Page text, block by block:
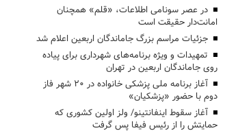
در عصر سونامی اطلاعات، «قلم» همچنان
امانت‌دار حقیقت است
جزئیات مراسم بزرگ جاماندگان اربعین اعلام شد
تمهیدات و ویژه برنامه‌های شهرداری برای پیاده
روی جاماندگان اربعین در تهران
آغاز برنامه ملی پزشکی خانواده در ۲۰ شهر فاز
دوم با حضور «پزشکیان»
آغاز سقوط اینفانتینو/ ولز اولین کشوری که
حمایتش را از رئیس فیفا پس گرفت